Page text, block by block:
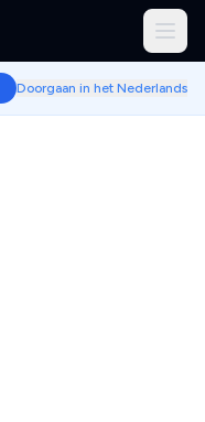
Doorgaan in het Nederlands